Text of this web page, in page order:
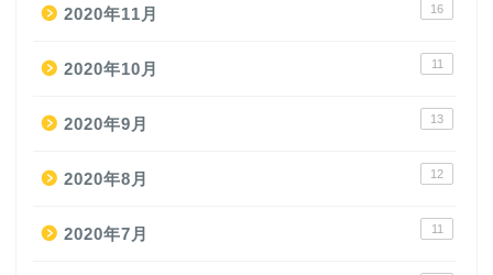
2020年11月 16
2020年10月 11
2020年9月 13
2020年8月 12
2020年7月 11